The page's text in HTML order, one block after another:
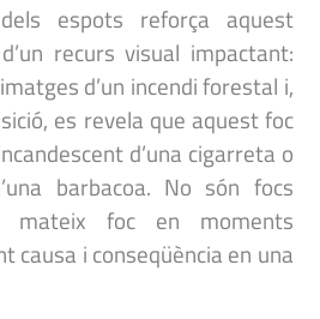
espots reforça aquest
recurs visual impactant:
d’un incendi forestal i,
es revela que aquest foc
d’una cigarreta o
barbacoa. No són focs
mateix foc en moments
causa i conseqüència en una